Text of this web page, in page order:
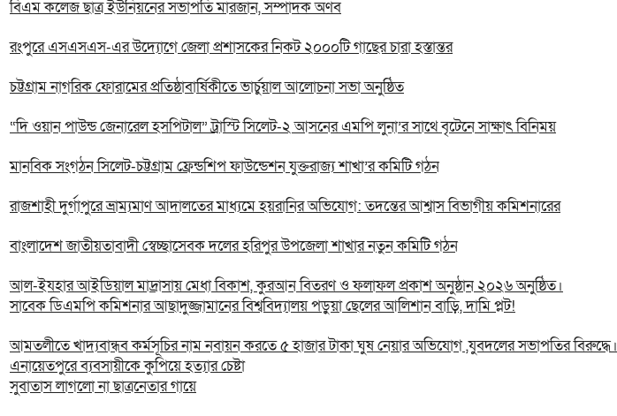
বিএম কলেজ ছাত্র ইউনিয়নের সভাপতি মারজান, সম্পাদক অর্ণব
রংপুরে এসএসএস-এর উদ্যোগে জেলা প্রশাসকের নিকট ২০০০টি গাছের চারা হস্তান্তর
চট্টগ্রাম নাগরিক ফোরামের প্রতিষ্ঠাবার্ষিকীতে ভার্চুয়াল আলোচনা সভা অনুষ্ঠিত
“দি ওয়ান পাউন্ড জেনারেল হসপিটাল” ট্রাস্টি সিলেট-২ আসনের এমপি লুনা’র সা‌থে বৃটেনে সাক্ষাৎ বিনিময়
মানবিক সংগঠন সিলেট-চট্টগ্রাম ফ্রেন্ডশিপ ফাউন্ডেশন যুক্তরাজ্য শাখা’র কমিটি গঠন
রাজশাহী দুর্গাপুরে ভ্রাম্যমাণ আদালতের মাধ্যমে হয়রানির অভিযোগ: তদন্তের আশ্বাস বিভাগীয় কমিশনারের
বাংলাদেশ জাতীয়তাবাদী স্বেচ্ছাসেবক দলের হরিপুর উপজেলা শাখার নতুন কমিটি গঠন
আল-ইযহার আইডিয়াল মাদ্রাসায় মেধা বিকাশ, কুরআন বিতরণ ও ফলাফল প্রকাশ অনুষ্ঠান ২০২৬ অনুষ্ঠিত।
সাবেক ডিএমপি কমিশনার আছাদুজ্জামানের বিশ্ববিদ্যালয় পড়ুয়া ছেলের আলিশান বাড়ি, দামি প্লট!
আমতলীতে খাদ্যবান্ধব কর্মসূচির নাম নবায়ন করতে ৫ হাজার টাকা ঘুষ নেয়ার অভিযোগ ,যুবদলের সভাপতির বিরুদ্ধে।
এনায়েতপুরে ব্যবসায়ীকে কুপিয়ে হত্যার চেষ্টা
সুবাতাস লাগলো না ছাত্রনেতার গায়ে